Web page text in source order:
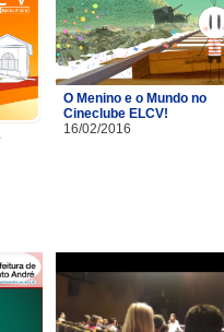
O Menino e o Mundo no
Cineclube ELCV!
16/02/2016